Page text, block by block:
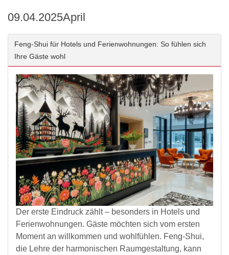
09.04.2025April
Feng-Shui für Hotels und Ferienwohnungen: So fühlen sich
Ihre Gäste wohl
Der erste Eindruck zählt – besonders in Hotels und
Ferienwohnungen. Gäste möchten sich vom ersten
Moment an willkommen und wohlfühlen. Feng-Shui,
die Lehre der harmonischen Raumgestaltung, kann